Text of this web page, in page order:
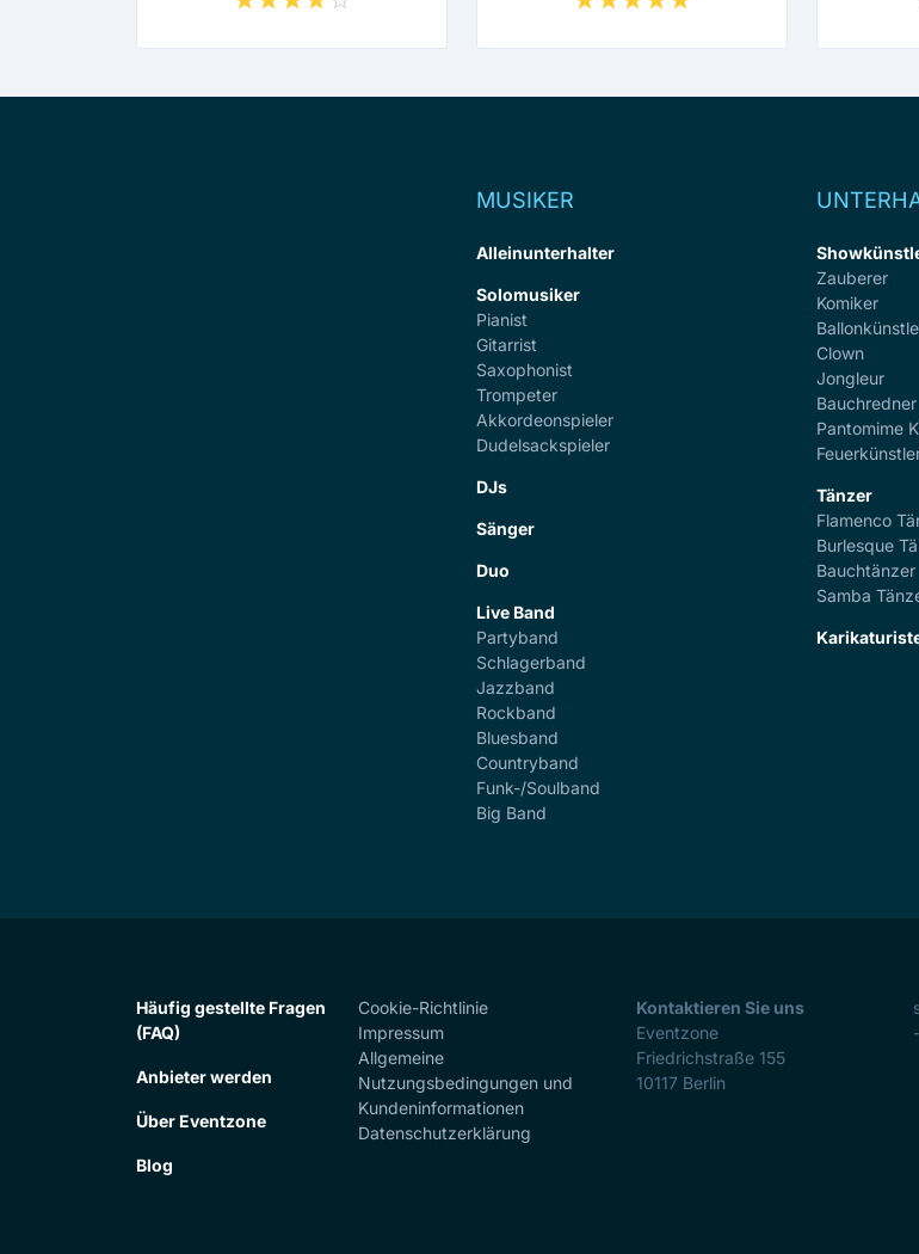
MUSIKER
Alleinunterhalter
Solomusiker
Pianist
Gitarrist
Saxophonist
Trompeter
Akkordeonspieler
Dudelsackspieler
DJs
Sänger
Duo
Live Band
Partyband
Schlagerband
Jazzband
Rockband
Bluesband
Countryband
Funk-/Soulband
Big Band
Zauberer
Komiker
Clown
Jongleur
Bauchredner
Pantomime
Tänzer
Flamenco
Burlesque
Bauchtänzer
Samba
Häufig gestellte Fragen
(FAQ)
Anbieter werden
Über Eventzone
Blog
Cookie-Richtlinie
Impressum
Allgemeine
Nutzungsbedingungen und
Kundeninformationen
Datenschutzerklärung
Kontaktieren Sie uns
Eventzone
Friedrichstraße 155
10117 Berlin